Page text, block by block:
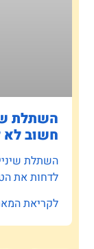
השתלת
חשוב לא
השתלת
לדחות את
לקריאת